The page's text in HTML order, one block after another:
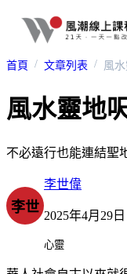
首頁 文章列表 風
風水靈地
不必遠行也能連結聖
李世
李世偉
2025年4月29
心靈